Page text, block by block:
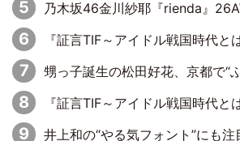
乃木坂46金川紗耶『rienda』26AW
『証言TIF～アイドル戦国時代とはなんだったのか～』第11回：私立恵比寿中学・真山りか×安本彩花「TIFで10年ぶりのキョンシーメイ
甥っ子誕生の松田好花、京都で“ふたつの家族”をはしご！ “母”黒谷友香
『証言TIF～アイドル戦国時代とはなんだったのか～』第10回：さくら学院・武藤彩未×飯田らうら「正直、中3で辞めると
井上和の“やる気フォント”にも注目 乃木坂46が挑んだ